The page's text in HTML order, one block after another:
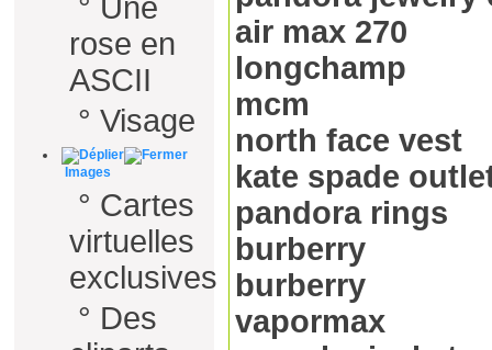
° Une
rose en
ASCII
° Visage
Images
° Cartes
virtuelles
exclusives
° Des
air max 270
longchamp
mcm
north face vest
kate spade
pandora rings
burberry
burberry
vapormax